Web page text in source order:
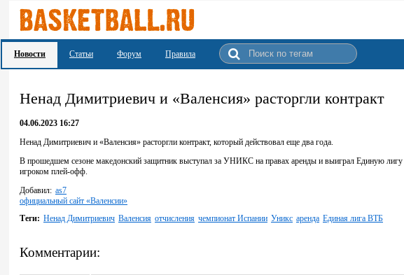
Новости Статьи Форум Правила
Ненад Димитриевич и «Валенсия» расторгли контракт
04.06.2023 16:27
Ненад Димитриевич и «Валенсия» расторгли контракт, который действовал еще два года.
В прошедшем сезоне македонский защитник выступал за УНИКС на правах аренды и выиграл Единую
игроком плей-офф.
Добавил: as7
официальный сайт «Валенсии»
Теги: Ненад Димитриевич Валенсия отчисления чемпионат Испании Уникс аренда Единая лига ВТБ
Комментарии: